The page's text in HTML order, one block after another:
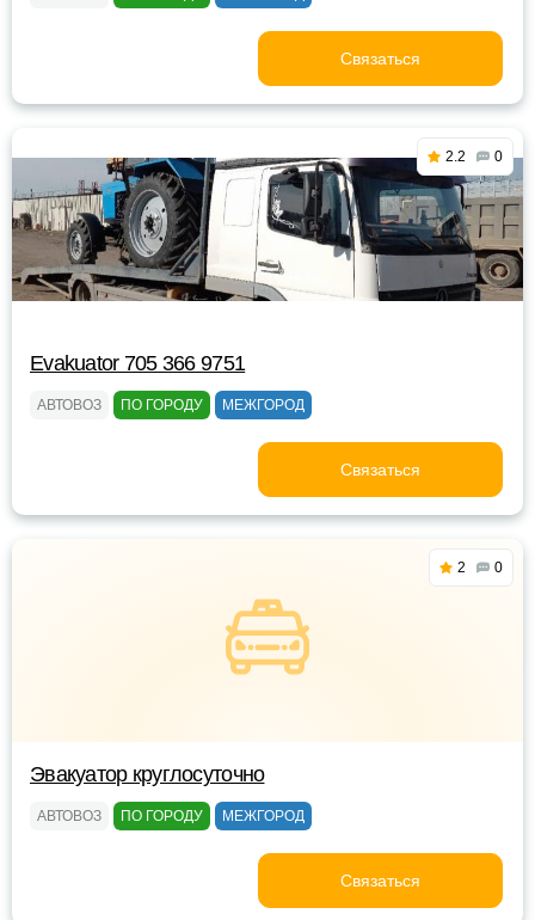
Связаться
2.2 0
Evakuator 705 366 9751
АВТОВОЗ ПО ГОРОДУ МЕЖГОРОД
Связаться
2 0
Эвакуатор круглосуточно
АВТОВОЗ ПО ГОРОДУ МЕЖГОРОД
Связаться